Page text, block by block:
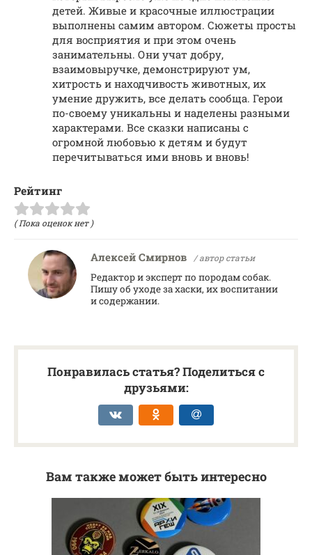
детей. Живые и красочные иллюстрации
выполнены самим автором. Сюжеты просты
для восприятия и при этом очень
занимательны. Они учат добру,
взаимовыручке, демонстрируют ум,
хитрость и находчивость животных, их
умение дружить, все делать сообща. Герои
по-своему уникальны и наделены разными
характерами. Все сказки написаны с
огромной любовью к детям и будут
перечитываться ими вновь и вновь!
Рейтинг
( Пока оценок нет )
Алексей Смирнов / автор статьи
Редактор и эксперт по породам собак.
Пишу об уходе за хаски, их воспитании
и содержании.
Понравилась статья? Поделиться с
друзьями:
Вам также может быть интересно